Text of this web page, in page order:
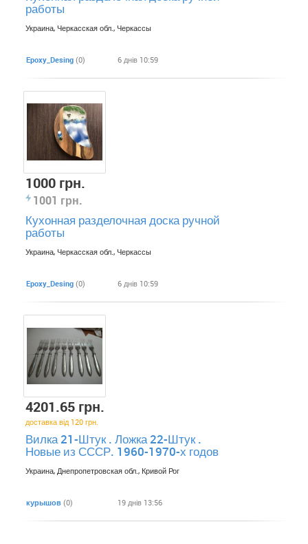
работы
Украина, Черкасская обл., Черкассы
Epoxy_Desing (0) 6 днів 10:59
1000 грн.
1001 грн.
Кухонная разделочная доска ручной
работы
Украина, Черкасская обл., Черкассы
Epoxy_Desing (0) 6 днів 10:59
4201.65 грн.
доставка від 120 грн.
Вилка 21-Штук . Ложка 22-Штук .
Новые из СССР. 1960-1970-х годов
Украина, Днепропетровская обл., Кривой Рог
курышов (0) 19 днів 13:56